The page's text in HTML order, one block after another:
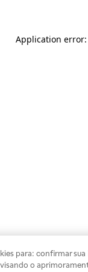
Application
para: confirmar
o